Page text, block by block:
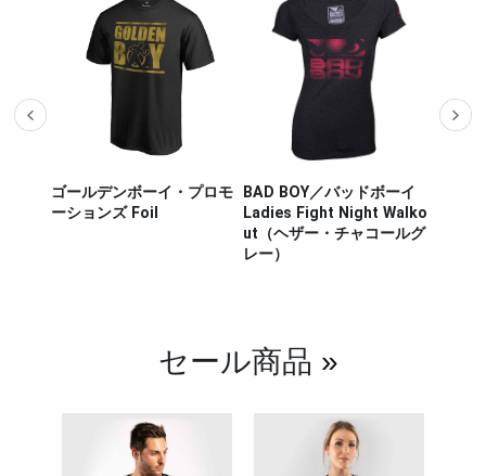
BAD BOY／バッドボーイ
Ladies Fight Night Walko
Hayabusa Fightwear／ハ
ヤブサ・ファイトウェア
CHIKARA FIGHTSHORT／
チカラ ファイトショーツ
セール商品 »